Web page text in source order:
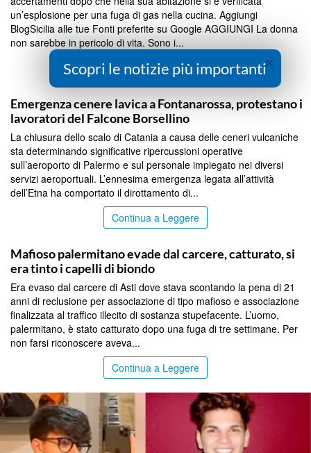
un’esplosione per una fuga di gas nella cucina. Aggiungi
BlogSicilia alle tue Fonti preferite su Google AGGIUNGI La donna
non sarebbe in pericolo di vita. Sono i...
Continua a Leggere
Emergenza cenere lavica a Fontanarossa, protestano i
lavoratori del Falcone Borsellino
La chiusura dello scalo di Catania a causa delle ceneri vulcaniche
sta determinando significative ripercussioni operative
sull’aeroporto di Palermo e sul personale impiegato nei diversi
servizi aeroportuali. L’ennesima emergenza legata all’attività
dell’Etna ha comportato il dirottamento di...
Continua a Leggere
Mafioso palermitano evade dal carcere, catturato, si
era tinto i capelli di biondo
Era evaso dal carcere di Asti dove stava scontando la pena di 21
anni di reclusione per associazione di tipo mafioso e associazione
finalizzata al traffico illecito di sostanza stupefacente. L’uomo,
palermitano, è stato catturato dopo una fuga di tre settimane. Per
non farsi riconoscere aveva...
Continua a Leggere
×
Scopri le notizie più importanti